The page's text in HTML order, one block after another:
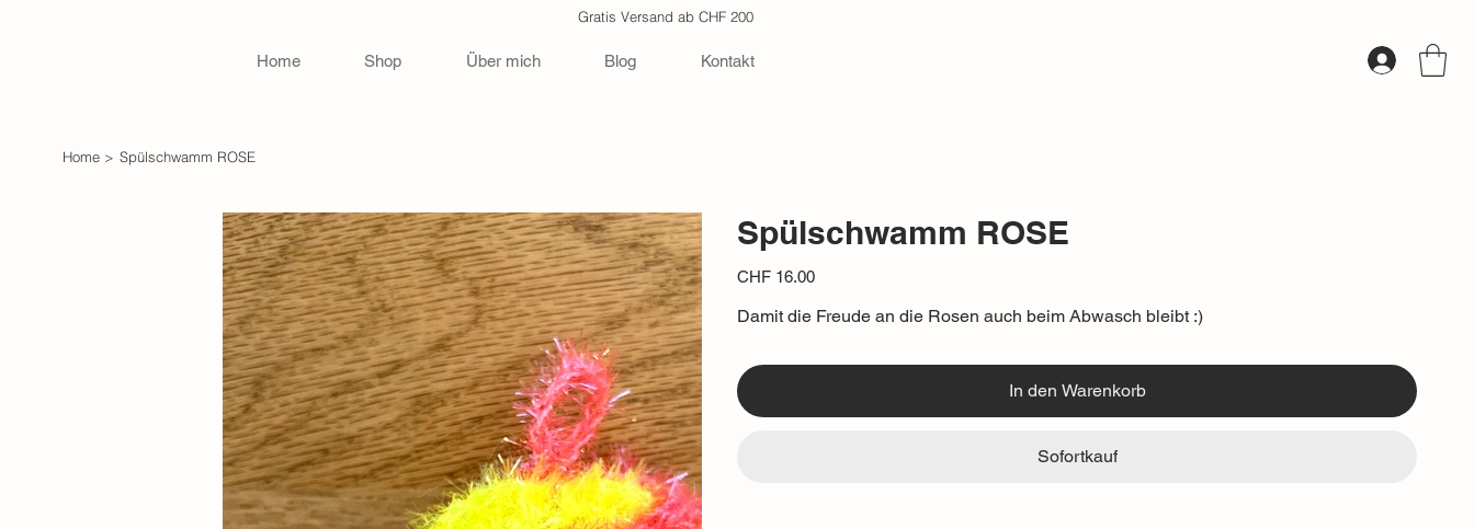
Gratis Versand ab CHF 200
Home Shop Über mich Blog Kontakt
Home > Spülschwamm ROSE
Spülschwamm ROSE
Preis
CHF 16.00
Damit die Freude an die Rosen auch beim Abwasch bleibt :)
In den Warenkorb
Sofortkauf